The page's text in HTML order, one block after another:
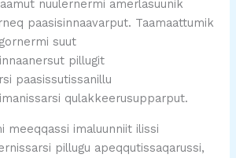
nuulernermi amerlasuunik
paasisinnaavarput. Taamaattumik
suut
pillugit
paasissutissanillu
qulakkeerusupparput.
meeqqassi imaluunniit ilissi
pillugu apeqqutissaqarussi,